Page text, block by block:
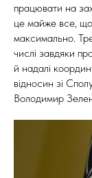
працювати на
це майже все, що
максимально.
числі завдяки
й надалі
відносин зі
Володимир